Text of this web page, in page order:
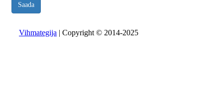
Saada
Vihmategija | Copyright © 2014-2025